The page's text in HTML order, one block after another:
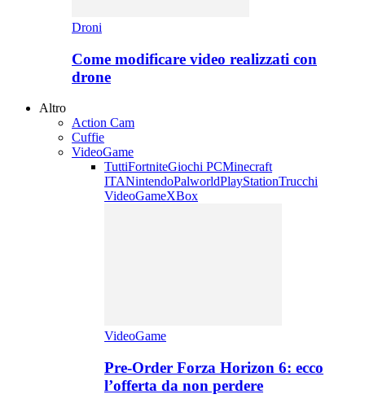
Droni
Come modificare video realizzati con
drone
Altro
Action Cam
Cuffie
VideoGame
TuttiFortniteGiochi PCMinecraft
ITANintendoPalworldPlayStationTrucchi
VideoGameXBox
VideoGame
Pre-Order Forza Horizon 6: ecco
l’offerta da non perdere